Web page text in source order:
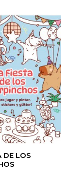
DE LOS